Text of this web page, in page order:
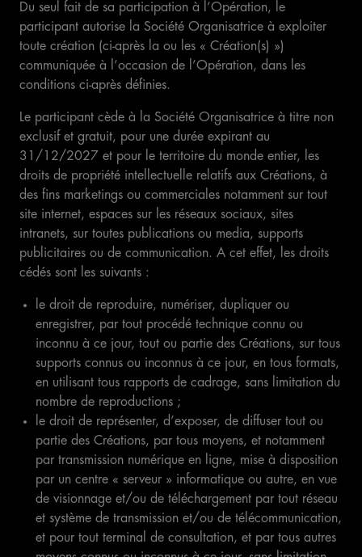
Du seul fait de sa participation à l’Opération, le
participant autorise la Société Organisatrice à exploiter
toute création (ci-après la ou les « Création(s) »)
communiquée à l’occasion de l’Opération, dans les
conditions ci-après définies.
Le participant cède à la Société Organisatrice à titre non
exclusif et gratuit, pour une durée expirant au
31/12/2027 et pour le territoire du monde entier, les
droits de propriété intellectuelle relatifs aux Créations, à
des fins marketings ou commerciales notamment sur tout
site internet, espaces sur les réseaux sociaux, sites
intranets, sur toutes publications ou media, supports
publicitaires ou de communication. A cet effet, les droits
cédés sont les suivants :
le droit de reproduire, numériser, dupliquer ou
enregistrer, par tout procédé technique connu ou
inconnu à ce jour, tout ou partie des Créations, sur tous
supports connus ou inconnus à ce jour, en tous formats,
en utilisant tous rapports de cadrage, sans limitation du
nombre de reproductions ;
le droit de représenter, d’exposer, de diffuser tout ou
partie des Créations, par tous moyens, et notamment
par transmission numérique en ligne, mise à disposition
par un centre « serveur » informatique ou autre, en vue
de visionnage et/ou de téléchargement par tout réseau
et système de transmission et/ou de télécommunication,
et pour tout terminal de consultation, et par tous autres